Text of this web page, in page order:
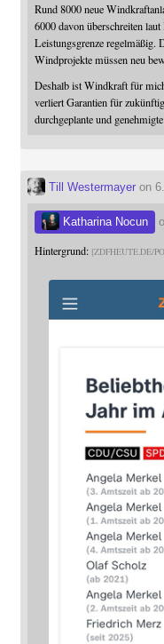
Rund 8000 neue
6000 davon überschreiten
Leistungsgrenze regelmäßig.
Windprojekte müssen neu
Deshalb ist Windkraft für
verliert Garantien für
durchgeplante und
Till Westermayeron
Katharina Nocun
Hintergrund: ZDFHEUTE.DE/